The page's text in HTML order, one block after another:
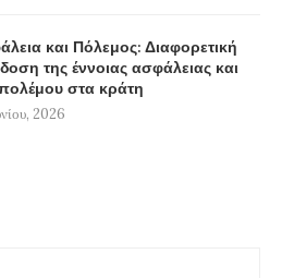
και Πόλεμος: Διαφορετική
της έννοιας ασφάλειας και
στα κράτη
2026